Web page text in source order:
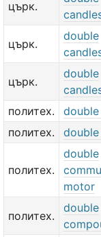
църк.
църк.
double
църк.
double
политех.
политех.
политех.
double
motor
политех.
double